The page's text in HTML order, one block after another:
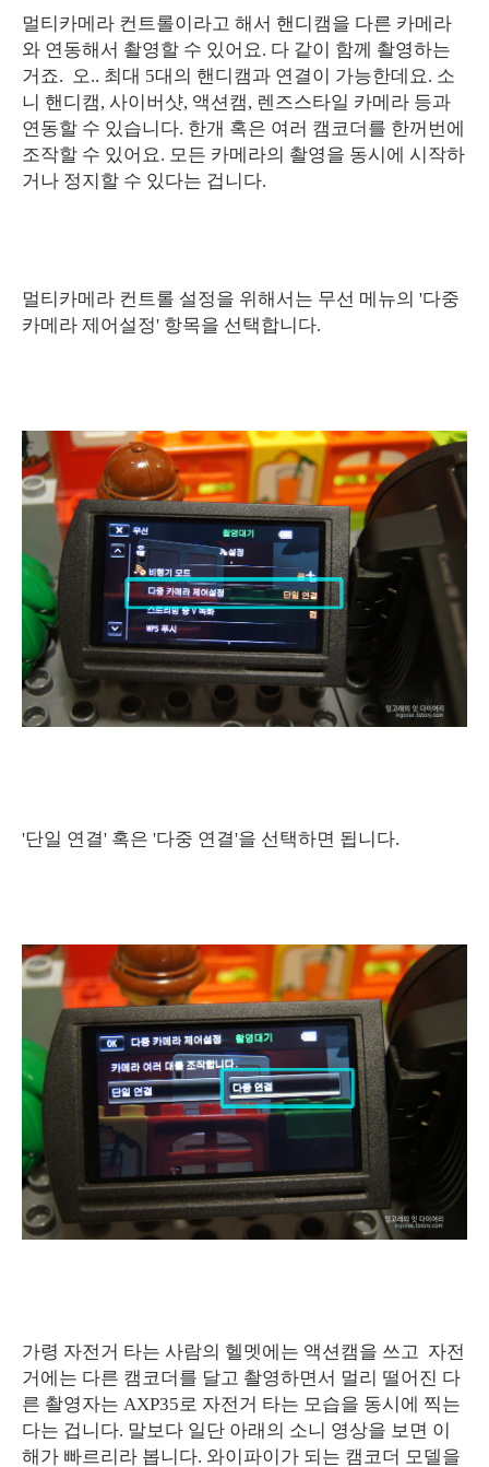
멀티카메라 컨트롤이라고 해서 핸디캠을 다른 카메라
와 연동해서 촬영할 수 있어요. 다 같이 함께 촬영하는
거죠. 오.. 최대 5대의 핸디캠과 연결이 가능한데요. 소
니 핸디캠, 사이버샷, 액션캠, 렌즈스타일 카메라 등과
연동할 수 있습니다. 한개 혹은 여러 캠코더를 한꺼번에
조작할 수 있어요. 모든 카메라의 촬영을 동시에 시작하
거나 정지할 수 있다는 겁니다.
멀티카메라 컨트롤 설정을 위해서는 무선 메뉴의 '다중
카메라 제어설정' 항목을 선택합니다.
'단일 연결' 혹은 '다중 연결'을 선택하면 됩니다.
가령 자전거 타는 사람의 헬멧에는 액션캠을 쓰고 자전
거에는 다른 캠코더를 달고 촬영하면서 멀리 떨어진 다
른 촬영자는 AXP35로 자전거 타는 모습을 동시에 찍는
다는 겁니다. 말보다 일단 아래의 소니 영상을 보면 이
해가 빠르리라 봅니다. 와이파이가 되는 캠코더 모델을